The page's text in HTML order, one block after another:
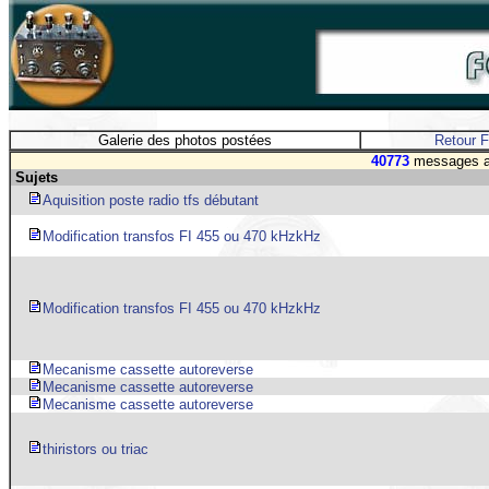
Galerie des photos postées
Retour
40773messages
Sujets
Aquisition poste radio tfs débutant
Modification transfos FI 455 ou 470 kHzkHz
Modification transfos FI 455 ou 470 kHzkHz
Mecanisme cassette autoreverse
Mecanisme cassette autoreverse
Mecanisme cassette autoreverse
thiristors ou triac